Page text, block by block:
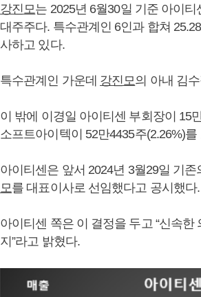
강진모는 2025년 6월30일 기준 아이
대주주다. 특수관계인 6인과 합쳐
사하고 있다.
특수관계인 가운데 강진모의 아내 김
이 밖에 이경일 아이티센 부회장이 15
소프트아이텍이 52만4435주(2.26%)
아이티센은 앞서 2024년 3월29일 기
모를 대표이사로 선임했다고 공시했다.
아이티센 쪽은 이 결정을 두고 “신속
지”라고 밝혔다.